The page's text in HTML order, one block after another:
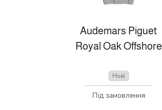
Audemars Piguet
Royal Oak Offshore
Нові
Під замовлення